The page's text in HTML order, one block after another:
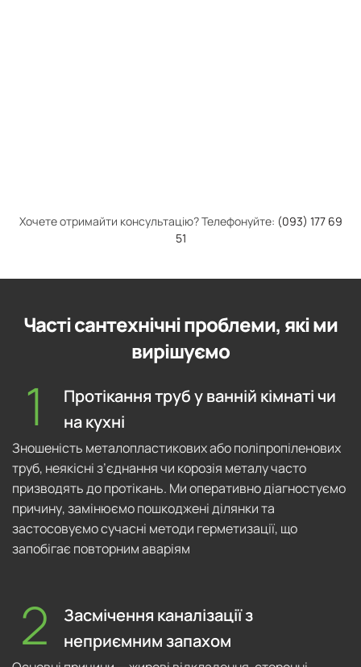
Хочете отримайти консультацію? Телефонуйте: (093) 177 69
51
Часті сантехнічні проблеми, які ми
вирішуємо
Протікання труб у ванній кімнаті чи
на кухні
Зношеність металопластикових або поліпропіленових
труб, неякісні з’єднання чи корозія металу часто
призводять до протікань. Ми оперативно діагностуємо
причину, замінюємо пошкоджені ділянки та
застосовуємо сучасні методи герметизації, що
запобігає повторним аваріям
Засмічення каналізації з
неприємним запахом